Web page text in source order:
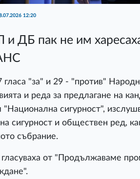
12:20
и ДБ пак не им
гласа "за" и 29 - "против"
и реда за предлагане на
"Национална сигурност",
сигурност и обществен ред,
събрание.
гласуваха от "Продължаваме